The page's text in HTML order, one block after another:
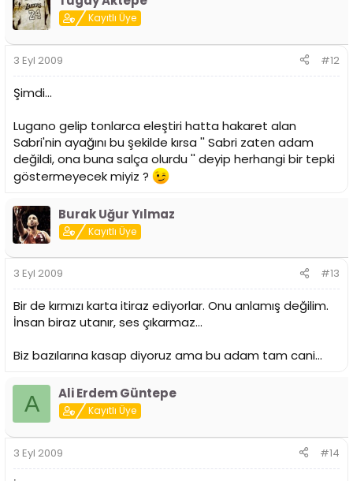
Kayıtlı Üye
3 Eyl 2009 #12
Şimdi...
Lugano gelip tonlarca eleştiri hatta hakaret alan
Sabri'nin ayağını bu şekilde kırsa '' Sabri zaten adam
değildi, ona buna salça olurdu '' deyip herhangi bir tepki
göstermeyecek miyiz ?
Burak Uğur Yılmaz
Kayıtlı Üye
3 Eyl 2009 #13
Bir de kırmızı karta itiraz ediyorlar. Onu anlamış değilim.
İnsan biraz utanır, ses çıkarmaz...
Biz bazılarına kasap diyoruz ama bu adam tam cani...
A Ali Erdem Güntepe
Kayıtlı Üye
3 Eyl 2009 #14